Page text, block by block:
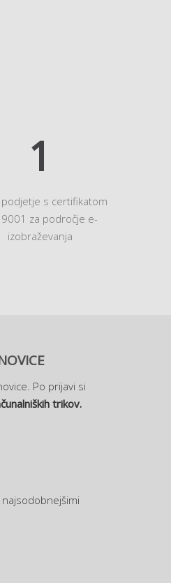
1
podjetje s certifikatom
9001 za področje e-
izobraževanja
Po prijavi si
trikov.